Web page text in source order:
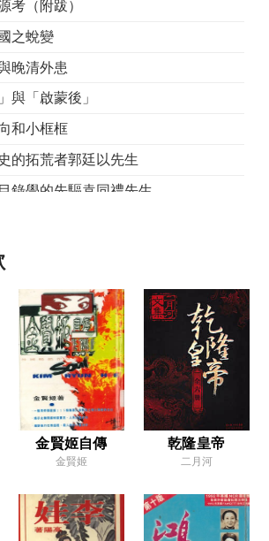
考（附跋）
之蛻變
晚清外患
與「啟蒙後」
和小框框
的拓荒者郭廷以先生
錄學的先驅袁同禮先生
內亂與洪楊悲劇
毛與洪楊
洪楊割據
，兩番「寸磔」
，喪權沒完沒了
【叄】
的頤和園
反
金賢姬自傳
金賢姬
乾隆皇帝
二月河